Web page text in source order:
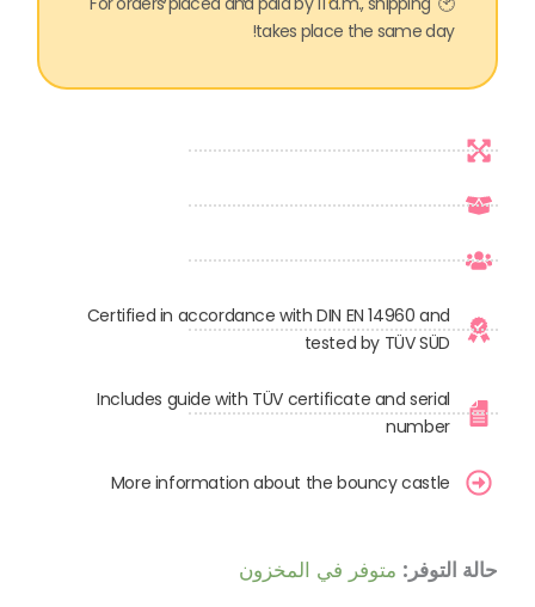
takes place the same day!
Certified in accordance with DIN EN 14960 and
tested by TÜV SÜD
Includes guide with TÜV certificate and serial
number
More information about the bouncy castle
حالة التوفر: متوفر في المخزون
كمية